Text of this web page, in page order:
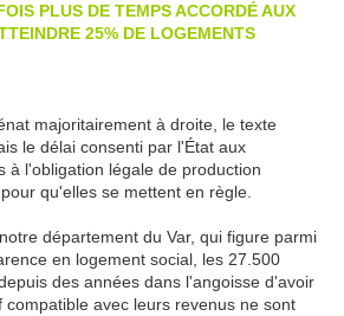
PLUS DE TEMPS ACCORDÉ AUX
25% DE LOGEMENTS
majoritairement à droite, le texte
le délai consenti par l'État aux
à l'obligation légale de production
qu'elles se mettent en règle.
département du Var, qui figure parmi
en logement social, les 27.500
des années dans l'angoisse d'avoir
compatible avec leurs revenus ne sont